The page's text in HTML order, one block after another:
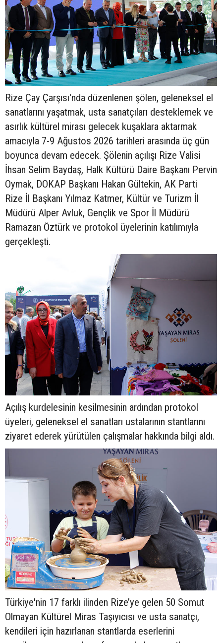
Rize Çay Çarşısı'nda düzenlenen şölen, geleneksel el
sanatlarını yaşatmak, usta sanatçıları desteklemek ve
asırlık kültürel mirası gelecek kuşaklara aktarmak
amacıyla 7-9 Ağustos 2026 tarihleri arasında üç gün
boyunca devam edecek. Şölenin açılışı Rize Valisi
İhsan Selim Baydaş, Halk Kültürü Daire Başkanı Pervin
Oymak, DOKAP Başkanı Hakan Gültekin, AK Parti
Rize İl Başkanı Yılmaz Katmer, Kültür ve Turizm İl
Müdürü Alper Avluk, Gençlik ve Spor İl Müdürü
Ramazan Öztürk ve protokol üyelerinin katılımıyla
gerçekleşti.
Açılış kurdelesinin kesilmesinin ardından protokol
üyeleri, geleneksel el sanatları ustalarının stantlarını
ziyaret ederek yürütülen çalışmalar hakkında bilgi aldı.
Türkiye'nin 17 farklı ilinden Rize’ye gelen 50 Somut
Olmayan Kültürel Miras Taşıyıcısı ve usta sanatçı,
kendileri için hazırlanan stantlarda eserlerini